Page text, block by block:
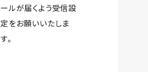
ールが届くよう受信設
定をお願いいたしま
す。